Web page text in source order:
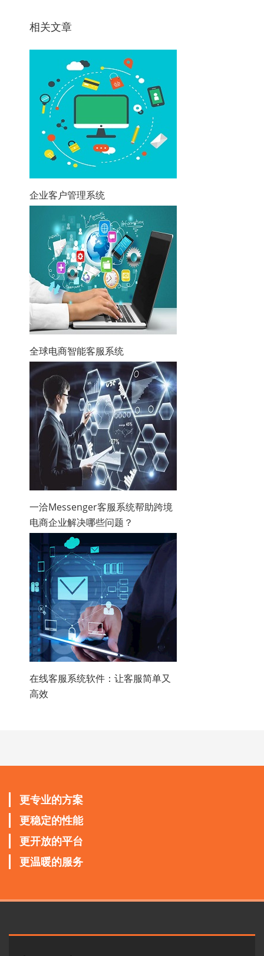
相关文章
企业客户管理系统
全球电商智能客服系统
一洽Messenger客服系统帮助跨境
电商企业解决哪些问题？
在线客服系统软件：让客服简单又
高效
更专业的方案
更稳定的性能
更开放的平台
更温暖的服务